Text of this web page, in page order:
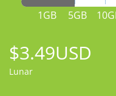
1GB 5GB
$3.49USD
Lunar